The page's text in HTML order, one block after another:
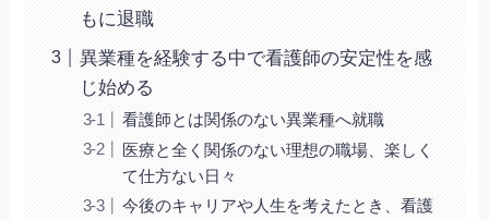
もに退職
異業種を経験する中で看護師の安定性を感
じ始める
看護師とは関係のない異業種へ就職
医療と全く関係のない理想の職場、楽しく
て仕方ない日々
今後のキャリアや人生を考えたとき、看護